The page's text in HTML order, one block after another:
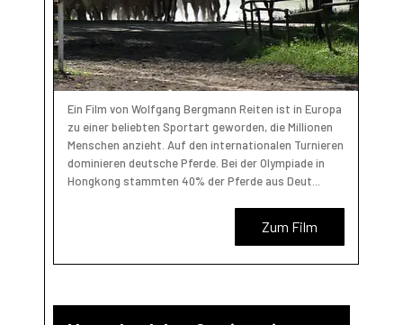
Ein Film von Wolfgang Bergmann Reiten ist in Europa
zu einer beliebten Sportart geworden, die Millionen
Menschen anzieht. Auf den internationalen Turnieren
dominieren deutsche Pferde. Bei der Olympiade in
Hongkong stammten 40% der Pferde aus Deut...
Zum Film